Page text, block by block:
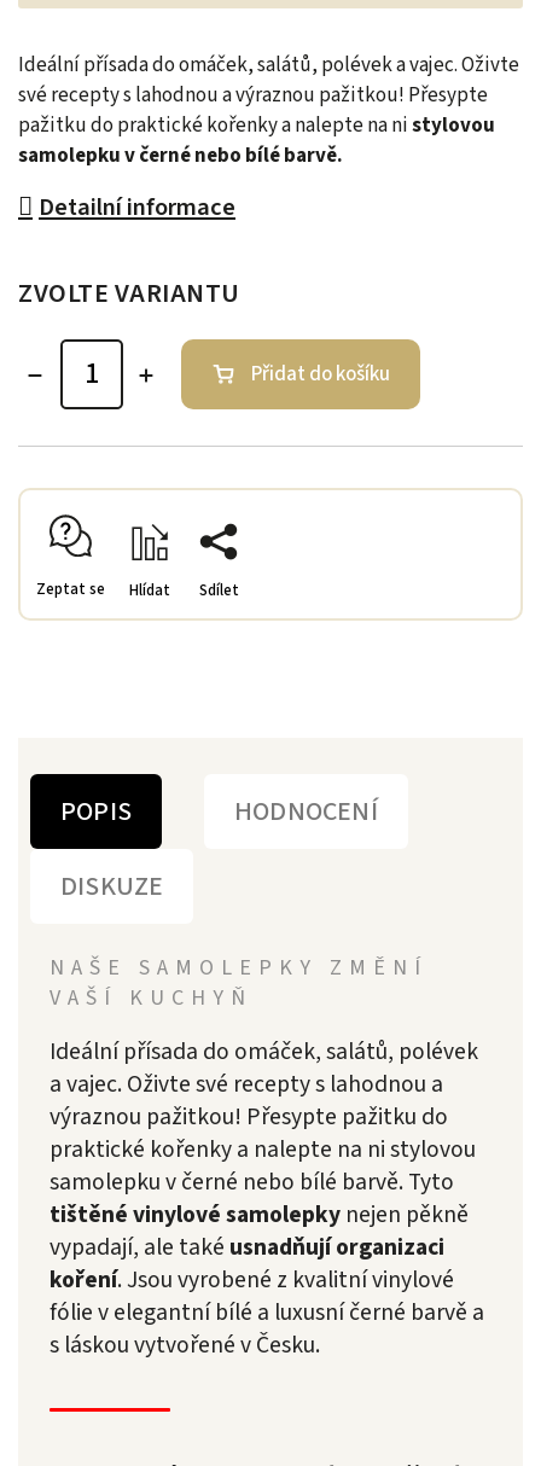
Ideální přísada do omáček, salátů, polévek a vajec. Oživte
své recepty s lahodnou a výraznou pažitkou! Přesypte
pažitku do praktické kořenky a nalepte na nistylovou
samolepku v černé nebo bílé barvě.
Detailní informace
ZVOLTE VARIANTU
Přidat do košíku
Zeptat se Hlídat Sdílet
POPIS
HODNOCENÍ
DISKUZE
NAŠE SAMOLEPKY ZMĚNÍ
VAŠÍ KUCHYŇ
Ideální přísada do omáček, salátů, polévek
a vajec. Oživte své recepty s lahodnou a
výraznou pažitkou! Přesypte pažitku do
praktické kořenky a nalepte na ni stylovou
samolepku v černé nebo bílé barvě. Tyto
tištěné vinylové samolepky nejen pěkně
vypadají, ale také usnadňují organizaci
koření. Jsou vyrobené z kvalitní vinylové
fólie v elegantní bílé a luxusní černé barvě a
s láskou vytvořené v Česku.